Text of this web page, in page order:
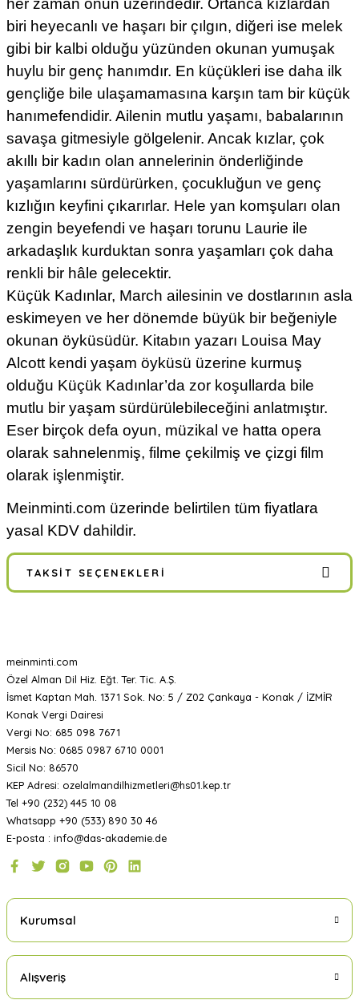
her zaman onun üzerindedir. Ortanca kızlardan
biri heyecanlı ve haşarı bir çılgın, diğeri ise melek
gibi bir kalbi olduğu yüzünden okunan yumuşak
huylu bir genç hanımdır. En küçükleri ise daha ilk
gençliğe bile ulaşamamasına karşın tam bir küçük
hanımefendidir. Ailenin mutlu yaşamı, babalarının
savaşa gitmesiyle gölgelenir. Ancak kızlar, çok
akıllı bir kadın olan annelerinin önderliğinde
yaşamlarını sürdürürken, çocukluğun ve genç
kızlığın keyfini çıkarırlar. Hele yan komşuları olan
zengin beyefendi ve haşarı torunu Laurie ile
arkadaşlık kurduktan sonra yaşamları çok daha
renkli bir hâle gelecektir.
Küçük Kadınlar, March ailesinin ve dostlarının asla
eskimeyen ve her dönemde büyük bir beğeniyle
okunan öyküsüdür. Kitabın yazarı Louisa May
Alcott kendi yaşam öyküsü üzerine kurmuş
olduğu Küçük Kadınlar’da zor koşullarda bile
mutlu bir yaşam sürdürülebileceğini anlatmıştır.
Eser birçok defa oyun, müzikal ve hatta opera
olarak sahnelenmiş, filme çekilmiş ve çizgi film
olarak işlenmiştir.
Meinminti.com üzerinde belirtilen tüm fiyatlara
yasal KDV dahildir.
TAKSIT SEÇENEKLERI
meinminti.com
Özel Alman Dil Hiz. Eğt. Ter. Tic. A.Ş.
İsmet Kaptan Mah. 1371 Sok. No: 5 / Z02 Çankaya - Konak / İZMİR
Konak Vergi Dairesi
Vergi No: 685 098 7671
Mersis No: 0685 0987 6710 0001
Sicil No: 86570
KEP Adresi: ozelalmandilhizmetleri@hs01.kep.tr
Tel +90 (232) 445 10 08
Whatsapp +90 (533) 890 30 46
E-posta : info@das-akademie.de
Kurumsal
Alışveriş